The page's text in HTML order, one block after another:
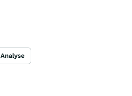
Analyse